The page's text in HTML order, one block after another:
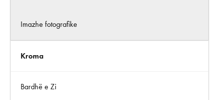
Imazhe fotografike
Kroma
Bardhë e Zi